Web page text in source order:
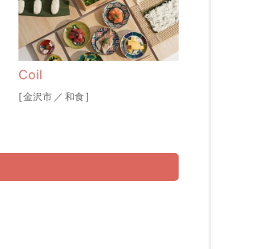
Coil
[金沢市 ／ 和食 ]